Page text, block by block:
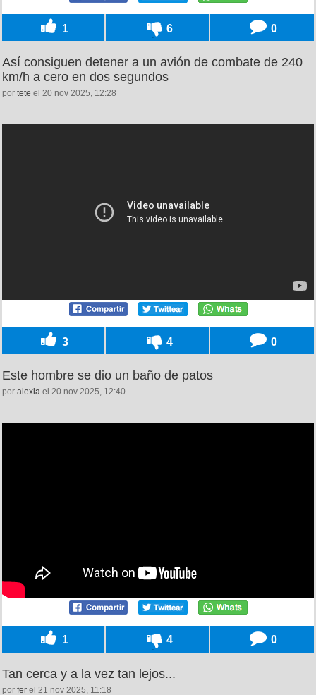
1 6 0
Así consiguen detener a un avión de combate de 240
km/h a cero en dos segundos
por tete el 20 nov 2025, 12:28
3 4 0
Este hombre se dio un baño de patos
por alexia el 20 nov 2025, 12:40
1 4 0
Tan cerca y a la vez tan lejos...
por fer el 21 nov 2025, 11:18